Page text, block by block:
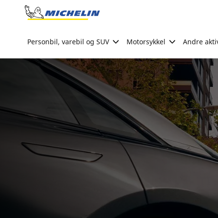
Go to page content
Personbil, varebil og SUV Motorsykkel Andre